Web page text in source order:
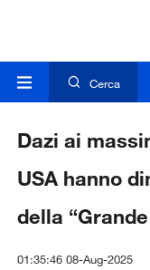
Cerca
Dazi ai
USA hanno
della
01:35:46 08-Aug-2025